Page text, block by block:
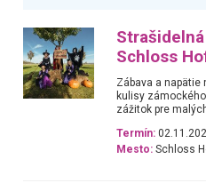
Schloss
Zábava a napätie
kulisy
zážitok pre
Termín:
Mesto: Schloss